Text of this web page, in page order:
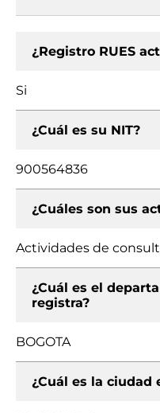
¿Registro RUES
Si
¿Cuál es su NIT?
900564836
¿Cuáles son sus
Actividades de
¿Cuál es el
registra?
BOGOTA
¿Cuál es la ciudad